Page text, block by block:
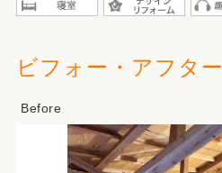
ビフォー・アフター